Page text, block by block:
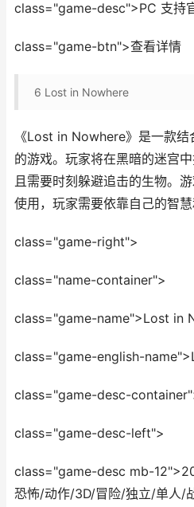
class="game-desc">PC 支持
class="game-btn">查看详情
6 Lost in Nowhere
《Lost in Nowhere》是一款
的游戏。玩家将在黑暗的迷宫
且需要时刻躲避追击的生物。
使用，玩家需要依靠自己的智慧
class="game-right">
class="name-container">
class="game-name">Lost in
class="game-english-
class="game-desc-
class="game-desc-left">
class="game-desc mb-
恐怖/动作/3D/冒险/独立/单人/